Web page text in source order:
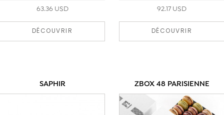
63.36 USD
DÉCOUVRIR
92.17 USD
DÉCOUVRIR
SAPHIR ZBOX 48 PARISIENNE